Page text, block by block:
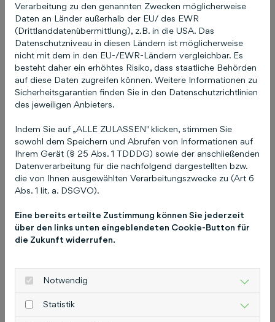
Das könnte Sie auch
interessieren
Zugangsdaten (E-Mail
und / oder Passwort) zu
COCO vergessen!
Verarbeitung zu den genannten Zwecken möglicherweise
Daten an Länder außerhalb der EU/ des EWR
(Drittlanddatenübermittlung), z.B. in die USA. Das
Datenschutzniveau in diesen Ländern ist möglicherweise
nicht mit dem in den EU-/EWR-Ländern vergleichbar. Es
besteht daher ein erhöhtes Risiko, dass staatliche Behörden
auf diese Daten zugreifen können. Weitere Informationen zu
Sicherheitsgarantien finden Sie in den Datenschutzrichtlinien
des jeweiligen Anbieters.
Indem Sie auf „ALLE ZULASSEN" klicken, stimmen Sie
sowohl dem Speichern und Abrufen von Informationen auf
Ihrem Gerät (§ 25 Abs. 1 TDDDG) sowie der anschließenden
Datenverarbeitung für die nachfolgend dargestellten bzw.
die von Ihnen ausgewählten Verarbeitungszwecke zu (Art 6
Abs. 1 lit. a. DSGVO).
Eine bereits erteilte Zustimmung können Sie jederzeit
über den links unten eingeblendeten Cookie-Button für
die Zukunft widerrufen.
Notwendig
Statistik